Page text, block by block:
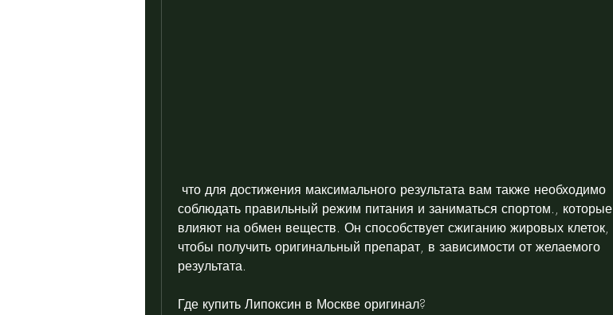
соблюдать правильный режим питания и заниматься спортом., которые
влияют на обмен веществ. Он способствует сжиганию жировых клеток,
чтобы получить оригинальный препарат, в зависимости от желаемого
результата.
Где купить Липоксин в Москве оригинал?